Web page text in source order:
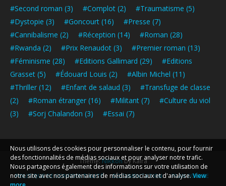
#Second roman (3) #Complot (2) #Traumatisme (5)
#Dystopie (3) #Goncourt (16) #Presse (7)
#Cannibalisme (2) #Réception (14) #Roman (28)
#Rwanda (2) #Prix Renaudot (3) #Premier roman (13)
#Féminisme (28) #Editions Gallimard (29)
#Editions
Grasset (5) #Édouard Louis (2) #Albin Michel (11)
#Thriller (12) #Enfant de salaud (3)
#Transfuge de classe
(2)
#Roman étranger (16) #Militant (7)
#Culture du viol
(3)
#Sorj Chalandon (3) #Essai (7)
Theme:Nikkonby Kaira
POLITIQUE DE CONFIDENTIALITÉ DOCUMENTATION
PLAN DU SITE
Nous utilisons des cookies pour personnaliser le contenu, pour fournir
des fonctionnalités de médias sociaux et pour analyser notre trafic.
Nous partageons également des informations sur votre utilisation de
notre site avec nos partenaires de médias sociaux et d'analyse.View